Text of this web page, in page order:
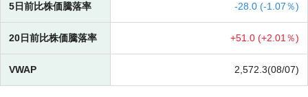
5日前比株価騰落率 -28.0 (-1.07％)
20日前比株価騰落率 +51.0 (+2.01％)
VWAP 2,572.3(08/07)